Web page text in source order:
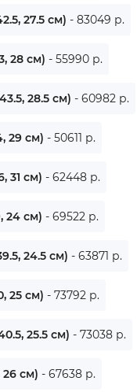
27.5 см) - 83049 р.
28 см) - 55990 р.
28.5 см) - 60982 р.
29 см) - 50611 р.
31 см) - 62448 р.
24 см) - 69522 р.
24.5 см) - 63871 р.
25 см) - 73792 р.
25.5 см) - 73038 р.
26 см) - 67638 р.